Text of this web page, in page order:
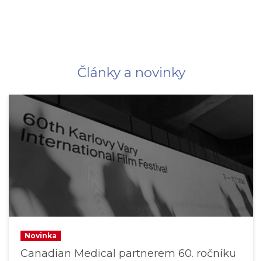
Články a novinky
Novinka
Canadian Medical partnerem 60. ročníku